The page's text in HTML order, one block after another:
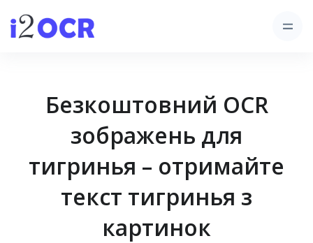
Безкоштовний OCR
зображень для
тигринья – отримайте
текст тигринья з
картинок